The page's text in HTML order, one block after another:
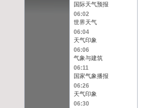
国际天气预报
06:02
世界天气
06:04
天气印象
06:06
气象与建筑
06:11
国家气象播报
06:26
天气印象
06:30